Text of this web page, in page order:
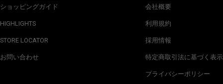
ショッピングガイド
HIGHLIGHTS
STORE LOCATOR
お問い合わせ
会社概要
利用規約
採用情報
特定商取引法に基づく表示
プライバシーポリシー